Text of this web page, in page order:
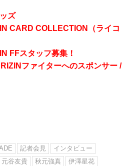
ズ
CARD COLLECTION（ライコ
FFスタッフ募集！
ファイターへのスポンサー /
記者会見
インタビュー
元谷友貴 秋元強真
伊澤星花